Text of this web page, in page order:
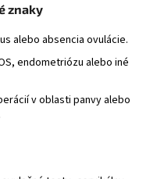
znaky
alebo absencia ovulácie.
endometriózu alebo iné
v oblasti panvy alebo